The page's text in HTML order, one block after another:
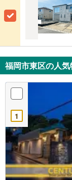
福岡市東区の人
1